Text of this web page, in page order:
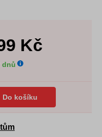
Kč
dnů
Do košíku